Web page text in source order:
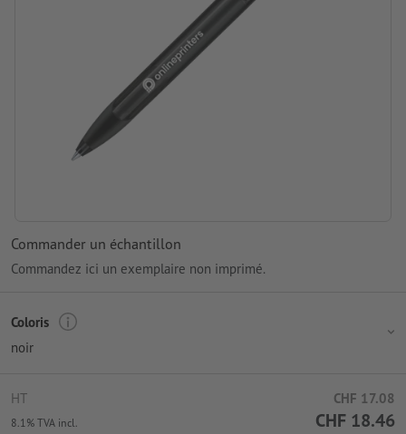
Commander un échantillon
Commandez ici un exemplaire non imprimé.
Coloris
noir
HT CHF 17.08
8.1% TVA incl. CHF 18.46